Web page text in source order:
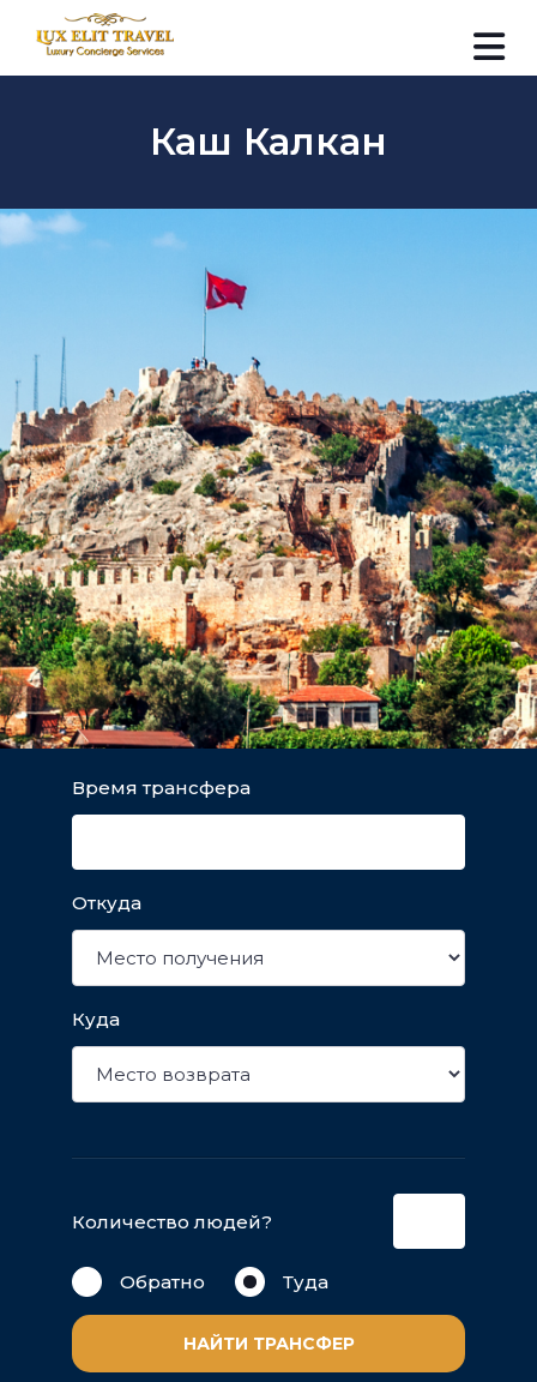
Каш Калкан
Время трансфера
Откуда
Куда
Количество людей?
Обратно Туда
НАЙТИ ТРАНСФЕР